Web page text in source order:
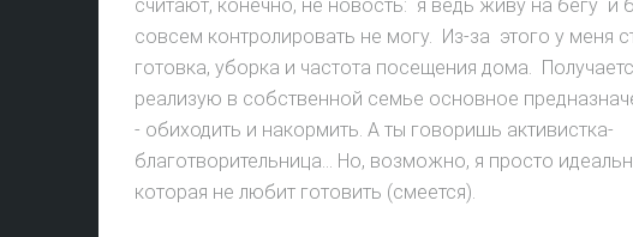
считают, конечно, не новость: я ведь живу на бегу и
совсем контролировать не могу. Из-за этого у меня
готовка, уборка и частота посещения дома.
реализую в собственной семье основное
- обиходить и накормить. А ты говоришь активистка-
благотворительница… Но, возможно, я просто
которая не любит готовить (смеется).